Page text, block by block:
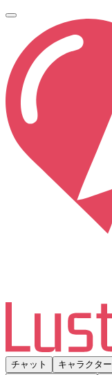
チャット キャラクター